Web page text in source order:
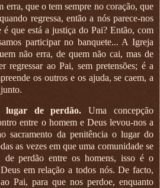
erra, que o tem sempre no coração, que
regressa, então a nós parece-nos
é que está a justiça do Pai? Então, com
participar no banquete... A Igreja
não erra, de quem não cai, mas de
regressar ao Pai, sem pretensões; é a
os outros e os ajuda, se caem, a
lugar de perdão. Uma concepção
entre o homem e Deus levou-nos a
sacramento da penitência o lugar do
as vezes em que uma comunidade se
perdão entre os homens, isso é o
em relação a todos nós. De facto,
Pai, para que nos perdoe, enquanto